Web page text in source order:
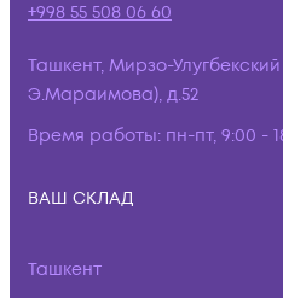
+998 55 508 06 60
Ташкент, Мирзо-
Э.Мараимова), д.52
Время работы: пн-пт, 9:00 -
ВАШ СКЛАД
Ташкент